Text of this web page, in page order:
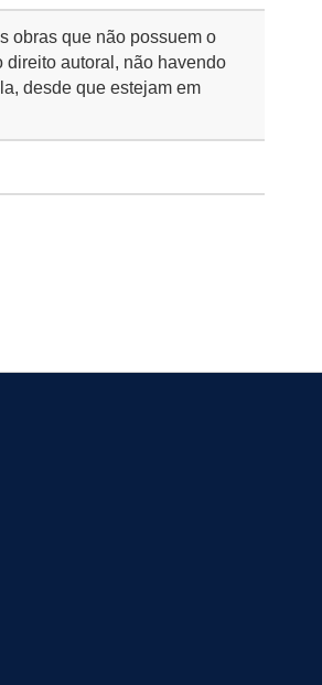
obras que não possuem o
direito autoral, não havendo
desde que estejam em